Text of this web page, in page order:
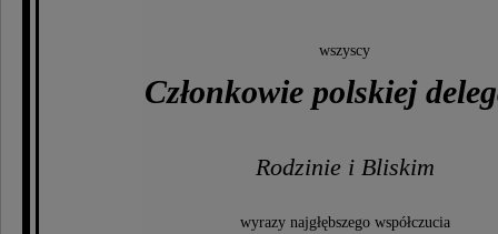
wszyscy
Członkowie polskiej
Rodzinie i Bliskim
wyrazy najgłębszego współczucia